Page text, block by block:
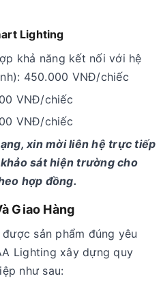
Lighting
khả năng kết nối với hệ
450.000 VNĐ/chiếc
VNĐ/chiếc
VNĐ/chiếc
xin mời liên hệ trực tiếp
sát hiện trường cho
hợp đồng.
Giao Hàng
sản phẩm đúng yêu
Lighting xây dựng quy
như sau: